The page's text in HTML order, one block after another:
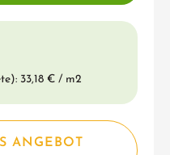
33,18 € / m2
ANGEBOT